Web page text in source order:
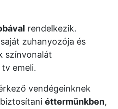
rendelkezik.
zuhanyozója és
színvonalát
emeli.
vendégeinknek
éttermünkben,